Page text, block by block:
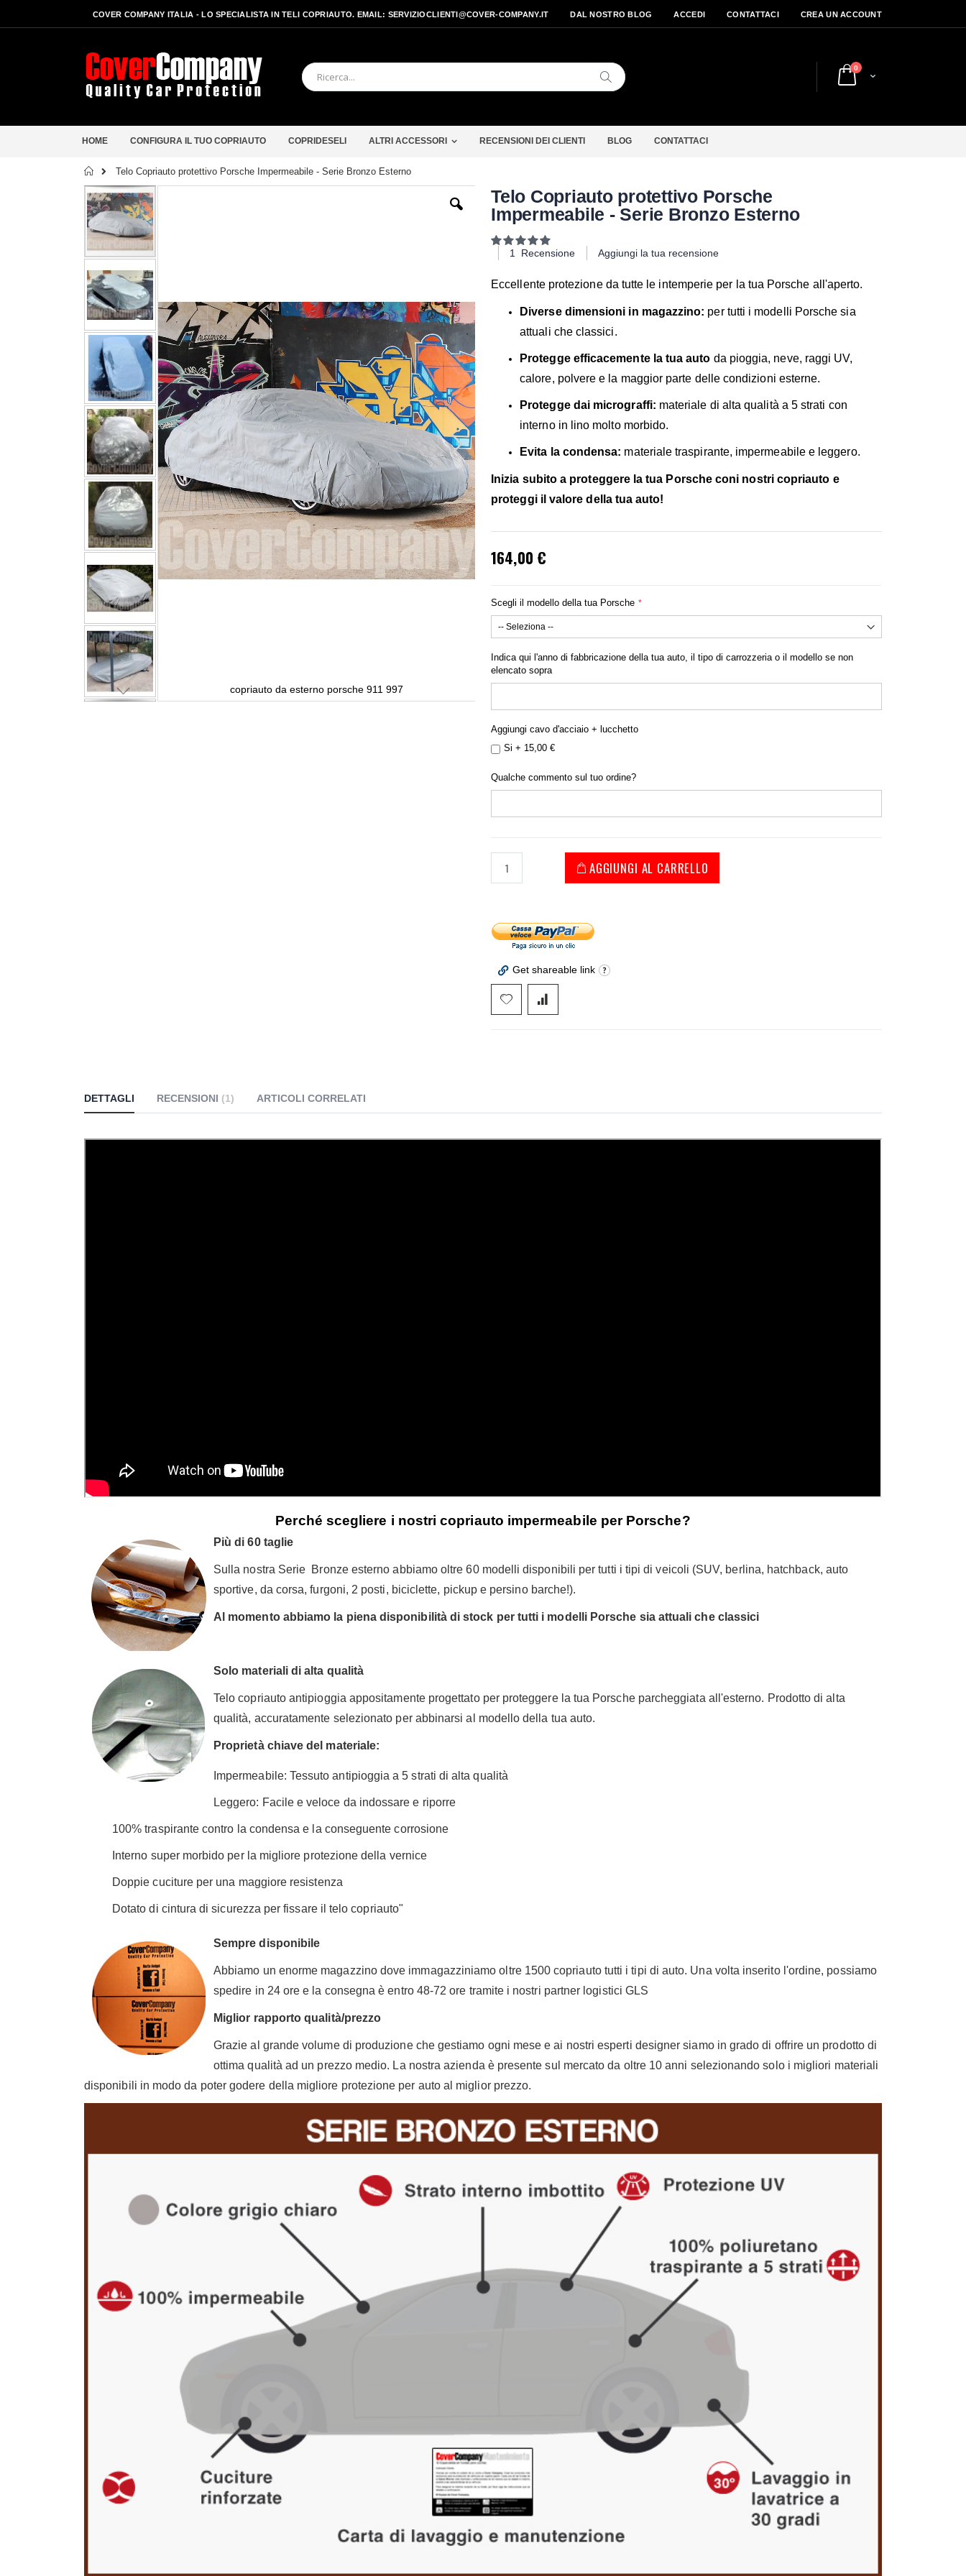
COVER COMPANY ITALIA - LO SPECIALISTA IN TELI COPRIAUTO. EMAIL: SERVIZIOCLIENTI@COVER-COMPANY.IT DAL NOSTRO BLOG ACCEDI CONTATTACI CREA UN ACCOUNT
Cart
0elementi
Cerca
HOME CONFIGURA IL TUO COPRIAUTO COPRIDESELI ALTRI ACCESSORI RECENSIONI DEI CLIENTI BLOG CONTATTACI
Home
Telo Copriauto protettivo Porsche Impermeabile - Serie Bronzo Esterno
Vai
alla
fine
della
galleria
di
immagini
copriauto da esterno porsche 911 997
all'inizio
immagini
Telo Copriauto protettivo Porsche
Impermeabile - Serie Bronzo Esterno
Valutazione:
100
1 Recensione Aggiungi la tua recensione
Eccellente protezione da tutte le intemperie per la tua Porsche all'aperto.
Diverse dimensioni in magazzino: per tutti i modelli Porsche sia
attuali che classici.
Protegge efficacemente la tua auto da pioggia, neve, raggi UV,
calore, polvere e la maggior parte delle condizioni esterne.
Protegge dai micrograffi: materiale di alta qualità a 5 strati con
interno in lino molto morbido.
Evita la condensa: materiale traspirante, impermeabile e leggero.
Inizia subito a proteggere la tua Porsche coni nostri copriauto e
proteggi il valore della tua auto!
164,00 €
Scegli il modello della tua Porsche
Indica qui l'anno di fabbricazione della tua auto, il tipo di carrozzeria o il modello se non
elencato sopra
Aggiungi cavo d'acciaio + lucchetto
Si + 15,00 €
Qualche commento sul tuo ordine?
AGGIUNGI AL CARRELLO
Get shareable link
DETTAGLI
Perché scegliere i nostri copriauto impermeabile per Porsche?
Più di 60 taglie
Sulla nostra Serie Bronze esterno abbiamo oltre 60 modelli disponibili per tutti i tipi di veicoli (SUV, berlina, hatchback, auto
sportive, da corsa, furgoni, 2 posti, biciclette, pickup e persino barche!).
Al momento abbiamo la piena disponibilità di stock per tutti i modelli Porsche sia attuali che classici
Solo materiali di alta qualità
Telo copriauto antipioggia appositamente progettato per proteggere la tua Porsche parcheggiata all'esterno. Prodotto di alta
qualità, accuratamente selezionato per abbinarsi al modello della tua auto.
Proprietà chiave del materiale:
Impermeabile: Tessuto antipioggia a 5 strati di alta qualità
Leggero: Facile e veloce da indossare e riporre
100% traspirante contro la condensa e la conseguente corrosione
Interno super morbido per la migliore protezione della vernice
Doppie cuciture per una maggiore resistenza
Dotato di cintura di sicurezza per fissare il telo copriauto"
Sempre disponibile
Abbiamo un enorme magazzino dove immagazziniamo oltre 1500 copriauto tutti i tipi di auto. Una volta inserito l'ordine, possiamo
spedire in 24 ore e la consegna è entro 48-72 ore tramite i nostri partner logistici GLS
Miglior rapporto qualità/prezzo
Grazie al grande volume di produzione che gestiamo ogni mese e ai nostri esperti designer siamo in grado di offrire un prodotto di
ottima qualità ad un prezzo medio. La nostra azienda è presente sul mercato da oltre 10 anni selezionando solo i migliori materiali
disponibili in modo da poter godere della migliore protezione per auto al miglior prezzo.
RECENSIONI 1 ARTICOLI CORRELATI